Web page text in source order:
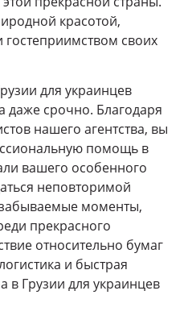
красотой,
своих
для украинцев
даже срочно. Благодаря
нашего агентства, вы
помощь в
вашего особенного
неповторимой
моменты,
прекрасного
относительно бумаг
и быстрая
в Грузии для украинцев